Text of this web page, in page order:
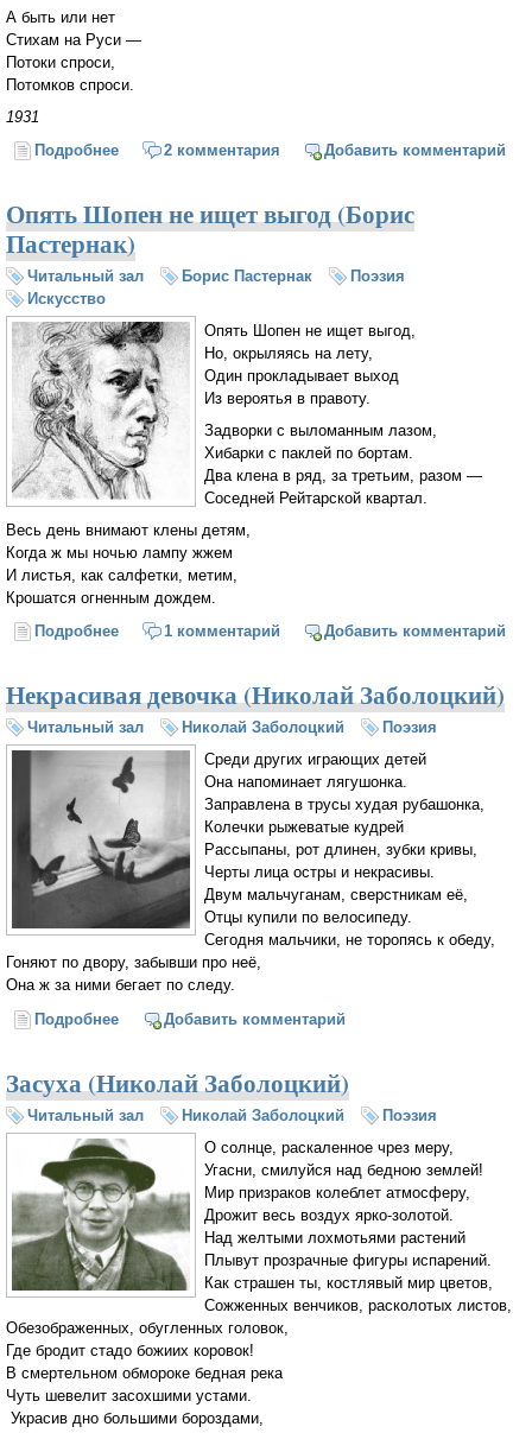
А быть или нет
Стихам на Руси —
Потоки спроси,
Потомков спроси.
1931
Подробнее о Не нужен твой стих... (Марина Цветаева)
2 комментария Добавить комментарий
Опять Шопен не ищет выгод (Борис
Пастернак)
Читальный зал Борис Пастернак
Поэзия
Искусство
Опять Шопен не ищет выгод,
Но, окрыляясь на лету,
Один прокладывает выход
Из вероятья в правоту.
Задворки с выломанным лазом,
Хибарки с паклей по бортам.
Два клена в ряд, за третьим, разом —
Соседней Рейтарской квартал.
Весь день внимают клены детям,
Когда ж мы ночью лампу жжем
И листья, как салфетки, метим,
Крошатся огненным дождем.
Подробнее о Опять Шопен не ищет выгод (Борис Пастернак)
1 комментарий Добавить комментарий
Некрасивая девочка (Николай Заболоцкий)
Читальный зал Николай Заболоцкий
Поэзия
Среди других играющих детей
Она напоминает лягушонка.
Заправлена в трусы худая рубашонка,
Колечки рыжеватые кудрей
Рассыпаны, рот длинен, зубки кривы,
Черты лица остры и некрасивы.
Двум мальчуганам, сверстникам её,
Отцы купили по велосипеду.
Сегодня мальчики, не торопясь к обеду,
Гоняют по двору, забывши про неё,
Она ж за ними бегает по следу.
Подробнее о Некрасивая девочка (Николай Заболоцкий)
Добавить комментарий
Засуха (Николай Заболоцкий)
Читальный зал Николай Заболоцкий
Поэзия
О солнце, раскаленное чрез меру,
Угасни, смилуйся над бедною землей!
Мир призраков колеблет атмосферу,
Дрожит весь воздух ярко-золотой.
Над желтыми лохмотьями растений
Плывут прозрачные фигуры испарений.
Как страшен ты, костлявый мир цветов,
Сожженных венчиков, расколотых листов,
Обезображенных, обугленных головок,
Где бродит стадо божиих коровок!
В смертельном обмороке бедная река
Чуть шевелит засохшими устами.
Украсив дно большими бороздами,